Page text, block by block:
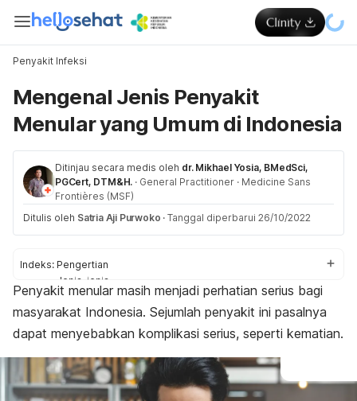
Penyakit Infeksi
Mengenal Jenis Penyakit
Menular yang Umum di Indonesia
Ditinjau secara medis oleh dr. Mikhael Yosia, BMedSci,
PGCert, DTM&H. · General Practitioner · Medicine Sans
Frontières (MSF)
Ditulis oleh Satria Aji Purwoko · Tanggal diperbarui 26/10/2022
Indeks: Pengertian
Jenis-jenis
Pencegahan
Penyakit menular masih menjadi perhatian serius bagi
masyarakat Indonesia. Sejumlah penyakit ini pasalnya
dapat menyebabkan komplikasi serius, seperti kematian.